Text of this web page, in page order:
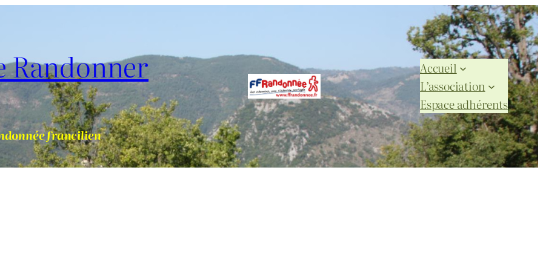
Randonner
francilien
Accueil
L’association
Espace adhérents